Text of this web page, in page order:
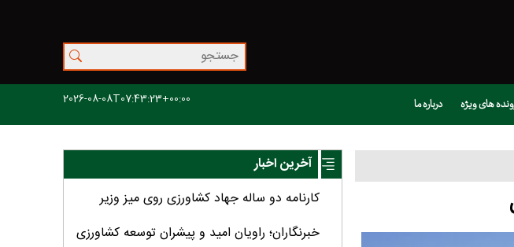
های ویژه درباره ما 2026-08-08T07:43:23+00:00
آخرین اخبار
کارنامه دو ساله جهاد کشاورزی روی میز وزیر
خبرنگاران؛ راویان امید و پیشران توسعه کشاورزی